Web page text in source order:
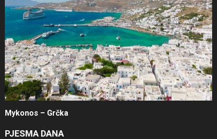
Mykonos – Grčka
PJESMA DANA